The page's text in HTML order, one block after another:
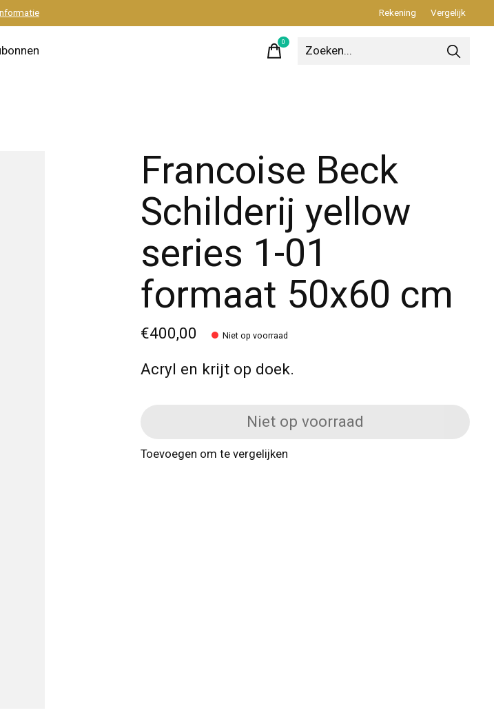
Rekening Vergelijk
0items
Francoise Beck
Schilderij yellow
series 1-01
formaat 50x60 cm
€400,00 Niet op voorraad
Acryl en krijt op doek.
Niet op voorraad
Toevoegen om te vergelijken